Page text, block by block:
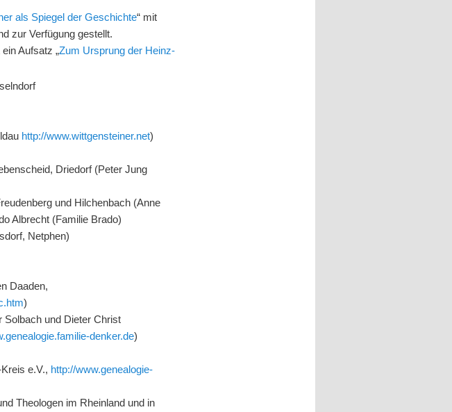
als Spiegel der Geschichte“ mit
zur Verfügung gestellt.
Aufsatz „Zum Ursprung der Heinz-
http://www.wittgensteiner.net)
Driedorf (Peter Jung
und Hilchenbach (Anne
Albrecht (Familie Brado)
Netphen)
Daaden,
)
Solbach und Dieter Christ
denker.de)
e.V., http://www.genealogie-
Theologen im Rheinland und in